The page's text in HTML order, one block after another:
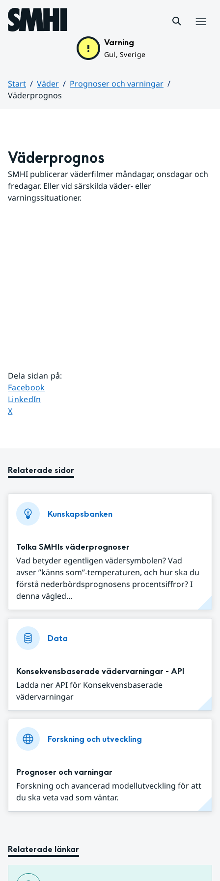
Hoppa till sidans innehåll
Varning
Gul, Sverige
Start Väder
Prognoser och varningar
Väderprognos
Väderprognos
SMHI publicerar väderfilmer måndagar, onsdagar och
fredagar. Eller vid särskilda väder- eller
varningssituationer.
Dela sidan på:
Dela sidan på
Facebook
Dela sidan på
LinkedIn
Dela sidan på
X
Relaterade sidor
Kunskapsbanken
Tolka SMHIs väderprognoser
Vad betyder egentligen vädersymbolen? Vad
avser ”känns som”-temperaturen, och hur ska du
förstå nederbördsprognosens procentsiffror? I
denna vägled...
Data
Konsekvensbaserade vädervarningar - API
Ladda ner API för Konsekvensbaserade
vädervarningar
Forskning och utveckling
Prognoser och varningar
Forskning och avancerad modellutveckling för att
du ska veta vad som väntar.
Relaterade länkar